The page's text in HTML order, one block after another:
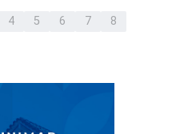
4 5 6 7 8